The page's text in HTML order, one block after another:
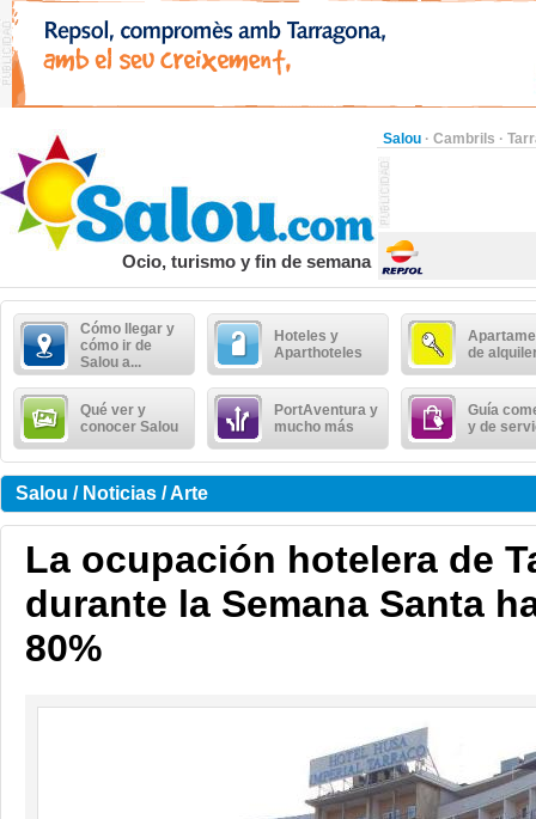
Salou · Cambrils ·
Ocio, turismo y fin de semana
Cómo llegar y
cómo ir de
Salou a...
Hoteles y
Aparthoteles
de
Qué ver y
conocer Salou
PortAventura y
mucho más
Guía
y de
Salou / Noticias / Arte
La ocupación hotelera de
durante la Semana Santa
80%